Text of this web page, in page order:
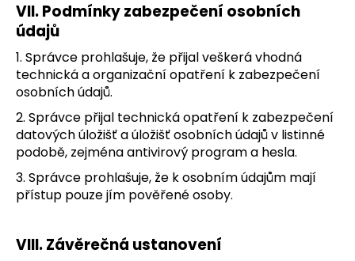
VII.Podmínky zabezpečení osobních
údajů
1. Správce prohlašuje, že přijal veškerá vhodná
technická a organizační opatření k zabezpečení
osobních údajů.
2. Správce přijal technická opatření k zabezpečení
datových úložišť a úložišť osobních údajů v listinné
podobě, zejménaantivirový program a hesla.
3. Správce prohlašuje, že k osobním údajům mají
přístup pouze jím pověřené osoby.
VIII.Závěrečná ustanovení